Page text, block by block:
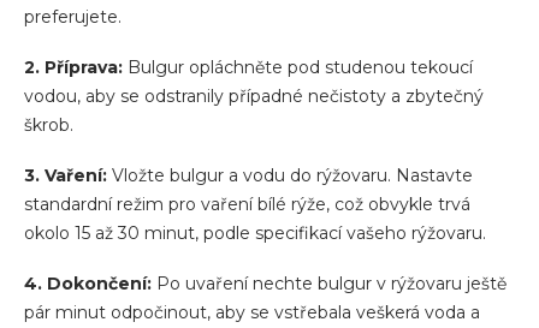
preferujete.
2. Příprava: Bulgur opláchněte pod studenou tekoucí
vodou, aby se odstranily případné nečistoty a zbytečný
škrob.
3. Vaření: Vložte bulgur a vodu do rýžovaru. Nastavte
standardní režim pro vaření bílé rýže, což obvykle trvá
okolo 15 až 30 minut, podle specifikací vašeho rýžovaru.
4. Dokončení: Po uvaření nechte bulgur v rýžovaru ještě
pár minut odpočinout, aby se vstřebala veškerá voda a